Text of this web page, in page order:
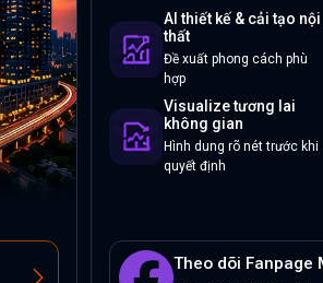
AI thiết kế & cải tạo nội
thất
Đề xuất phong cách phù
hợp
Visualize tương lai
không gian
Hình dung rõ nét trước khi
quyết định
Theo dõi Fanpage